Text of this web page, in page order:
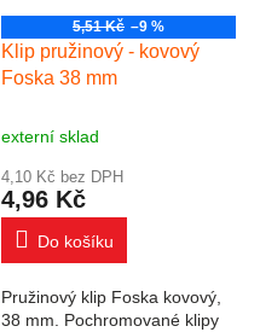
5,51 Kč –9 %
Klip pružinový - kovový
Foska 38 mm
externí sklad
4,10 Kč bez DPH
4,96 Kč
Do košíku
Pružinový klip Foska kovový,
38 mm. Pochromované klipy